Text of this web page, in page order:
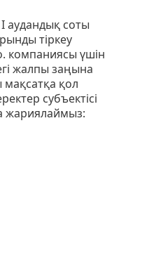
аудандық соты
тіркеу
компаниясы үшін
жалпы заңына
мақсатқа қол
субъектісі
жариялаймыз: